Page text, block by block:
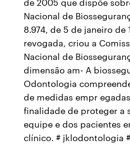
Nacional de
8.974, de 5 de janeiro de
revogada, criou a
Nacional de
dimensão am- A
Odontologia
de medidas empr
finalidade de proteger a
equipe e dos pacientes
clínico. # jklodontologia #